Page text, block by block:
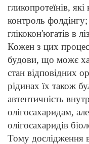
гликопротеїнів,
контроль
глікокон'югатів в
Кожен з цих
будови, що можє
стан відповідних
рідинах їх також
автентичність
олігосахаридам, а
олігосахаридів
Тому дослідження